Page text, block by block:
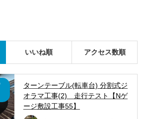
いいね順 アクセス数順
ターンテーブル(転車台) 分割式ジ
オラマ工事(2) 走行テスト【Nゲ
ージ敷設工事55】